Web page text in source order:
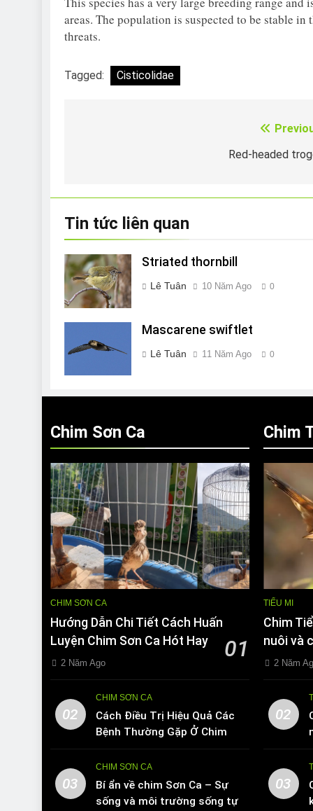
areas. The population is suspected to be stable
threats.
Tagged: Cisticolidae
Red-headed
Tin tức liên quan
Striated thornbill
Lê Tuân 10 Năm Ago 0
Mascarene swiftlet
Lê Tuân 11 Năm Ago 0
Chim Sơn Ca
CHIM SƠN CA
Hướng Dẫn Chi Tiết Cách Huấn
Luyện Chim Sơn Ca Hót Hay
01
2 Năm Ago
02
CHIM SƠN CA
Cách Điều Trị Hiệu Quả Các
Bệnh Thường Gặp Ở Chim
Sơn Ca
03
CHIM SƠN CA
Bí ẩn về chim Sơn Ca – Sự
sống và môi trường sống tự
Chim
TIỂU MI
Chim
nuôi và
2 Năm
02
03